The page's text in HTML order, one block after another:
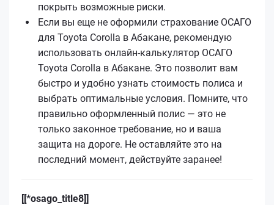
покрыть возможные риски.
Если вы еще не оформили страхование ОСАГО
для Toyota Corolla в Абакане, рекомендую
использовать онлайн-калькулятор ОСАГО
Toyota Corolla в Абакане. Это позволит вам
быстро и удобно узнать стоимость полиса и
выбрать оптимальные условия. Помните, что
правильно оформленный полис — это не
только законное требование, но и ваша
защита на дороге. Не оставляйте это на
последний момент, действуйте заранее!
[[*osago_title8]]